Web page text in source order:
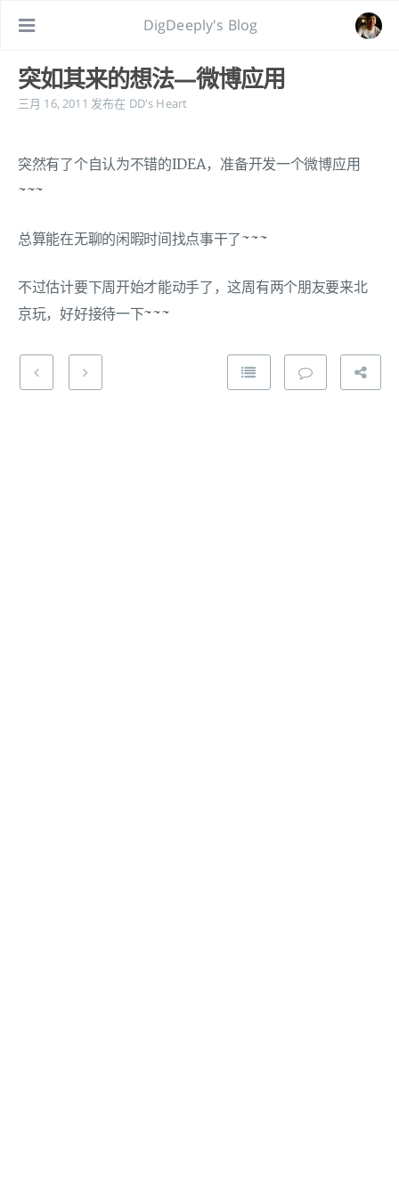
DigDeeply's Blog
突如其来的想法—微博应用
三月 16, 2011 发布在 DD's Heart
突然有了个自认为不错的IDEA，准备开发一个微博应用
~~~
总算能在无聊的闲暇时间找点事干了~~~
不过估计要下周开始才能动手了，这周有两个朋友要来北
京玩，好好接待一下~~~